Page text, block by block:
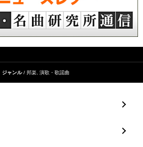
ジャンル 邦楽 演歌・歌謡曲